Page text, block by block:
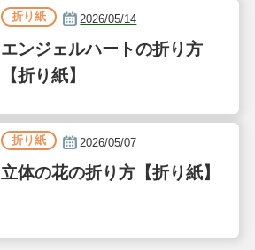
折り紙 2026/05/14
エンジェルハートの折り方
【折り紙】
折り紙 2026/05/07
立体の花の折り方【折り紙】